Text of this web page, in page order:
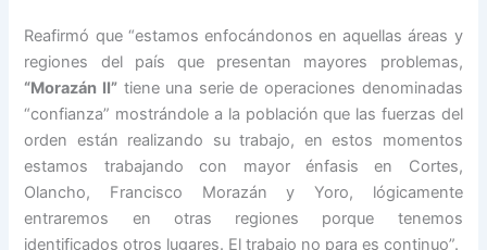
Reafirmó que “estamos enfocándonos en aquellas áreas y
regiones del país que presentan mayores problemas,
“Morazán II” tiene una serie de operaciones denominadas
“confianza” mostrándole a la población que las fuerzas del
orden están realizando su trabajo, en estos momentos
estamos trabajando con mayor énfasis en Cortes,
Olancho, Francisco Morazán y Yoro, lógicamente
entraremos en otras regiones porque tenemos
identificados otros lugares. El trabajo no para es continuo”.